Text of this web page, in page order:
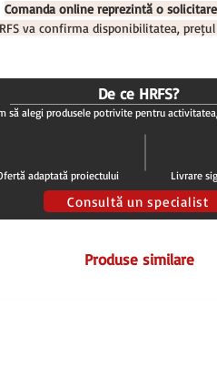
Comanda online reprezintă o
va confirma disponibilitatea,
De ce HRFS?
să alegi produsele potrivite pentru
adaptată proiectului Livrare
Consultă un specialist
Produse similare